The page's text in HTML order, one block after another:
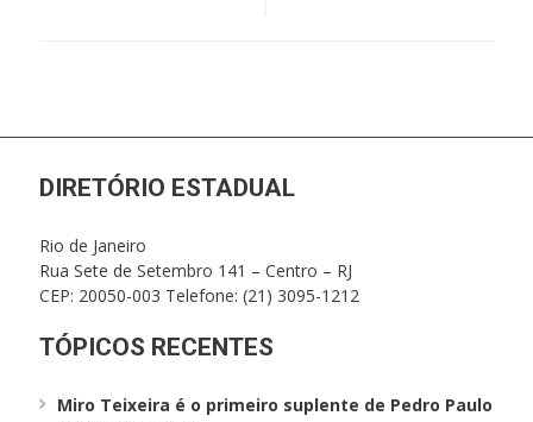
DIRETÓRIO ESTADUAL
Rio de Janeiro
Rua Sete de Setembro 141 – Centro – RJ
CEP: 20050-003 Telefone: (21) 3095-1212
TÓPICOS RECENTES
Miro Teixeira é o primeiro suplente de Pedro Paulo